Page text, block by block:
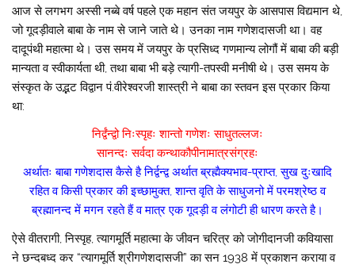
आज से लगभग अस्सी नब्बे वर्ष पहले एक महान संत जयपुर के आसपास विद्यमान थे,
जो गूदड़ीवाले बाबा के नाम से जाने जाते थे। उनका नाम गणेशदासजी था। वह
दादूपंथी महात्मा थे। उस समय में जयपुर के प्रसिध्द गणमान्य लोगौं में बाबा की बड़ी
मान्यता व स्वीकार्यता थी, तथा बाबा भी बड़े त्यागी-तपस्वी मनीषी थे। उस समय के
संस्कृत के उद्भट विद्वान पं.वीरेश्वरजी शास्त्री ने बाबा का स्तवन इस प्रकार किया
था:
निर्द्वंन्द्वो निःस्पृहः शान्तो गणेशः साधुतल्लजः
सानन्दः सर्वदा कन्थाकौपीनामात्रसंग्रहः
अर्थातः बाबा गणेशदास कैसे है निर्द्वन्द्व अर्थात ब्रह्मैक्यभाव-प्राप्त, सुख दुःखादि
रहित व किसी प्रकार की इच्छामुक्त, शान्त वृति के साधुजनो में परमश्रेष्ठ व
ब्रह्मानन्द में मगन रहते हैं व मात्र एक गूदड़ी व लंगोटी ही धारण करते है।
ऐसे वीतरागी, निस्पृह, त्यागमूर्ति महात्मा के जीवन चरित्र को जोगीदानजी कवियासा
ने छन्दबध्द कर “त्यागमूर्ति श्रीगणेशदासजी” का सन 1938 में प्रकाशन कराया व